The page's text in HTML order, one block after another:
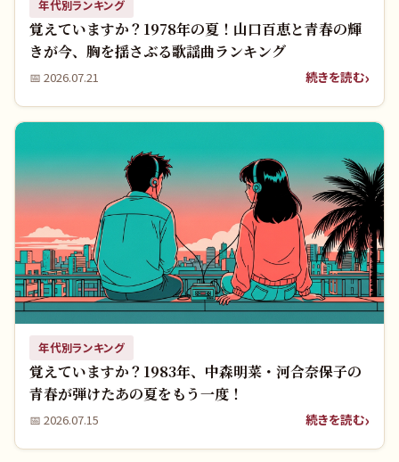
年代別ランキング
覚えていますか？1978年の夏！山口百恵と青春の輝
きが今、胸を揺さぶる歌謡曲ランキング
📅 2026.07.21 続きを読む
年代別ランキング
覚えていますか？1983年、中森明菜・河合奈保子の
青春が弾けたあの夏をもう一度！
📅 2026.07.15 続きを読む